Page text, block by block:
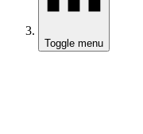
Toggle menu